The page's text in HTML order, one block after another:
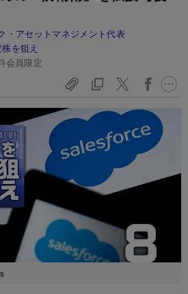
・アセットマネジメント代表
を狙え
会員限定